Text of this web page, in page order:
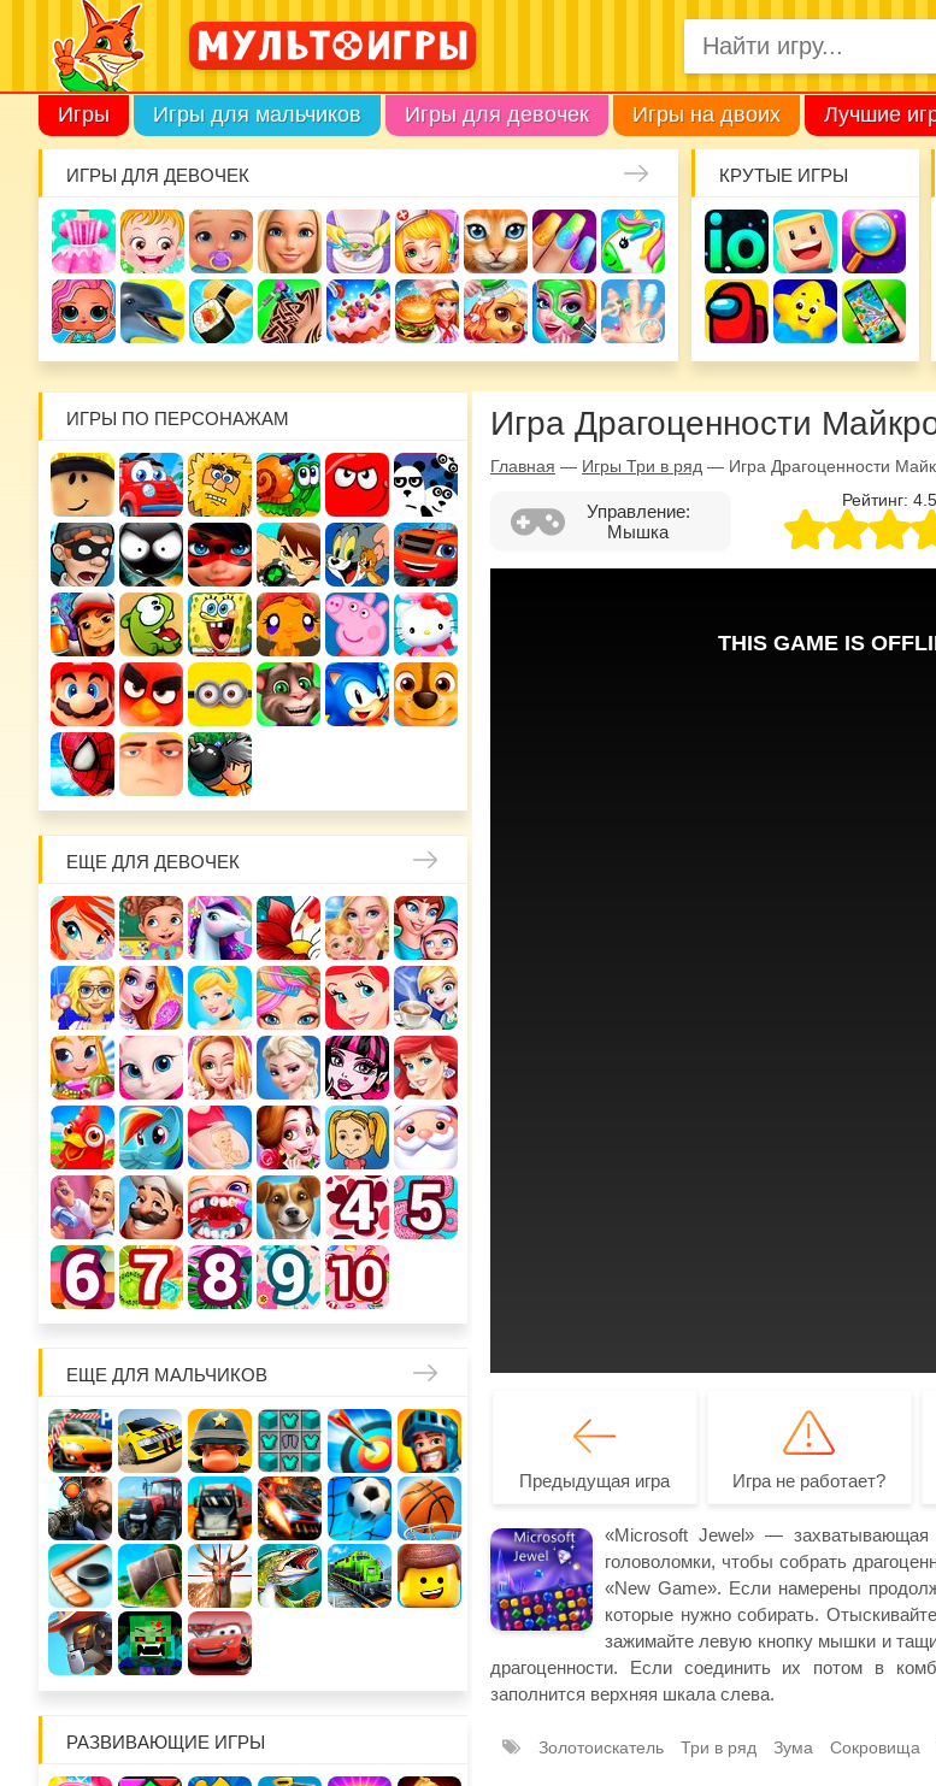
Игры Игры для мальчиков Игры для девочек Игры на двоих Лучшие
ИГРЫ ДЛЯ ДЕВОЧЕК КРУТЫЕ ИГРЫ
ИГРЫ ПО ПЕРСОНАЖАМ
ЕЩЕ ДЛЯ ДЕВОЧЕК
ЕЩЕ ДЛЯ МАЛЬЧИКОВ
РАЗВИВАЮЩИЕ ИГРЫ
Игра Драгоценности
Главная — Игры Три в ряд — Игра Драгоценности
Управление:
Мышка
Рейтинг: 4.5
Предыдущая игра Игра не работает?
«Microsoft Jewel» — захватывающая
головоломки, чтобы собрать
«New Game». Если намерены
которые нужно собирать.
зажимайте левую кнопку мышки и
драгоценности. Если соединить их потом в
заполнится верхняя шкала слева.
Золотоискатель Три в ряд Зума Сокровища